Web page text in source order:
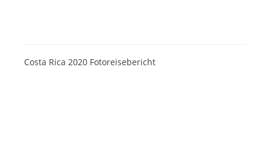
Costa Rica 2020 Fotoreisebericht